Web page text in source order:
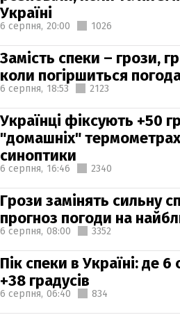
Україні
6 серпня, 20:00 1026
Замість спеки – грози,
коли погіршиться
6 серпня, 18:53 2123
Українці фіксують +50
"домашніх"
синоптики
6 серпня, 16:46 2340
Грози замінять сильну
прогноз погоди на
6 серпня, 08:00 3352
Пік спеки в Україні: де
+38 градусів
6 серпня, 06:40 834